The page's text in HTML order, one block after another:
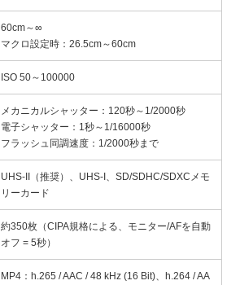
60cm～∞
マクロ設定時：26.5cm～60cm
ISO 50～100000
メカニカルシャッター：120秒～1/2000秒
電子シャッター：1秒～1/16000秒
フラッシュ同調速度：1/2000秒まで
UHS-II（推奨）、UHS-I、SD/SDHC/SDXCメモ
リーカード
約350枚（CIPA規格による、モニター/AFを自動
オフ = 5秒）
MP4：h.265 / AAC / 48 kHz (16 Bit)、h.264 / AA